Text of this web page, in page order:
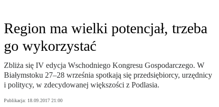
Region ma wielki potencjał, trzeba
go wykorzystać
Zbliża się IV edycja Wschodniego Kongresu Gospodarczego. W
Białymstoku 27–28 września spotkają się przedsiębiorcy, urzędnicy
i politycy, w zdecydowanej większości z Podlasia.
Publikacja: 18.09.2017 21:00